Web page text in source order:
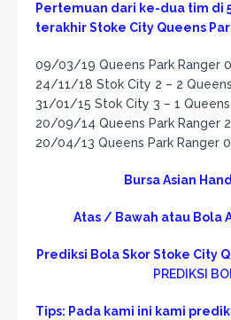
Pertemuan dari ke-dua tim di
terakhir Stoke City Queens
09/03/19 Queens Park Ranger
24/11/18 Stok City 2 – 2
31/01/15 Stok City 3 – 1
20/09/14 Queens Park Ranger
20/04/13 Queens Park Ranger
Bursa Asian
Atas / Bawah atau Bola
Prediksi Bola Skor Stoke City
PREDIKSI
Tips: Pada kami ini kami